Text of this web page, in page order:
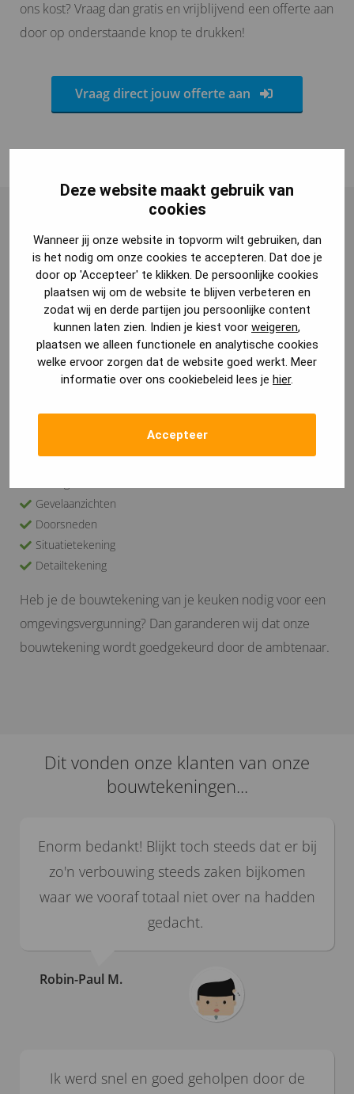
Deze website maakt gebruik van
cookies
Wanneer jij onze website in topvorm wilt gebruiken, dan
is het nodig om onze cookies te accepteren. Dat doe je
door op 'Accepteer' te klikken. De persoonlijke cookies
plaatsen wij om de website te blijven verbeteren en
zodat wij en derde partijen jou persoonlijke content
kunnen laten zien. Indien je kiest voor weigeren,
plaatsen we alleen functionele en analytische cookies
welke ervoor zorgen dat de website goed werkt. Meer
informatie over ons cookiebeleid lees je hier.
Accepteer
ons kost? Vraag dan gratis en vrijblijvend een offerte aan
door op onderstaande knop te drukken!
Vraag direct jouw offerte aan
Wat krijg je van ons bij een
bouwtekening keuken?
Hierboven heb ik uitgelegd wat de voordelen zijn van
een bouwtekening van je keuken. Waarschijnlijk ben je
ook benieuwd wat je van ons krijgt als je een
bouwtekening keuken bij ons besteld. Logisch
natuurlijk... Een bouwtekening keuken bestaat bij ons
uit de volgende onderdelen:
Gevelaanzichten
Doorsneden
Situatietekening
Detailtekening
Heb je de bouwtekening van je keuken nodig voor een
omgevingsvergunning? Dan garanderen wij dat onze
bouwtekening wordt goedgekeurd door de ambtenaar.
Dit vonden onze klanten van onze
bouwtekeningen...
Enorm bedankt! Blijkt toch steeds dat er bij
zo'n verbouwing steeds zaken bijkomen
waar we vooraf totaal niet over na hadden
gedacht.
Robin-Paul M.
Ik werd snel en goed geholpen door de